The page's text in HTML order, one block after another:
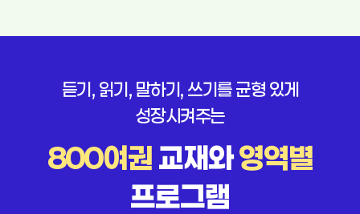
듣기, 읽기, 말하기, 쓰기를 균형 있게
성장시켜주는
800여권 교재와영역별
프로그램